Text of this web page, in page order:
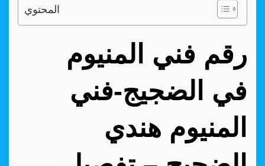
المحتوي
في الضجيج-فني
المنيوم هندي